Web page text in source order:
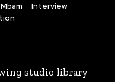
Interview
studio library